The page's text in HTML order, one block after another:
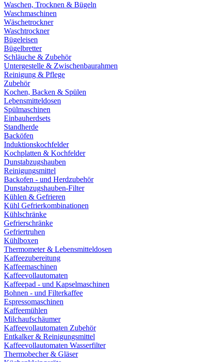
Waschen, Trocknen & Bügeln
Waschmaschinen
Wäschetrockner
Waschtrockner
Bügeleisen
Bügelbretter
Schläuche & Zubehör
Untergestelle & Zwischenbaurahmen
Reinigung & Pflege
Zubehör
Kochen, Backen & Spülen
Lebensmitteldosen
Spülmaschinen
Einbauherdsets
Standherde
Backöfen
Induktionskochfelder
Kochplatten & Kochfelder
Dunstabzugshauben
Reinigungsmittel
Backofen - und Herdzubehör
Dunstabzugshauben-Filter
Kühlen & Gefrieren
Kühl Gefrierkombinationen
Kühlschränke
Gefrierschränke
Gefriertruhen
Kühlboxen
Thermometer & Lebensmitteldosen
Kaffeezubereitung
Kaffeemaschinen
Kaffeevollautomaten
Kaffeepad - und Kapselmaschinen
Bohnen - und Filterkaffee
Espressomaschinen
Kaffeemühlen
Milchaufschäumer
Kaffeevollautomaten Zubehör
Entkalker & Reinigungsmittel
Kaffeevollautomaten Wasserfilter
Thermobecher & Gläser